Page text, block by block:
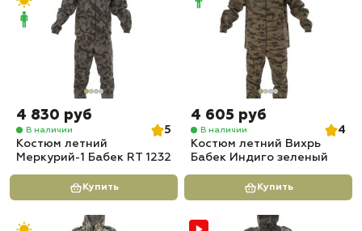
4 830 руб
В наличии
5
Костюм летний
Меркурий-1 Бабек RT 1232
Купить
4 605 руб
В наличии
4
Костюм летний Вихрь
Бабек Индиго зеленый
Купить